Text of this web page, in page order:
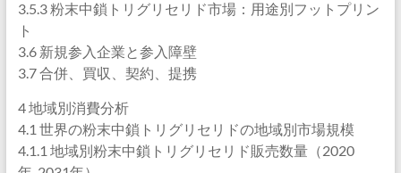
3.5.3 粉末中鎖トリグリセリド市場：用途別フットプリン
ト
3.6 新規参入企業と参入障壁
3.7 合併、買収、契約、提携
4 地域別消費分析
4.1 世界の粉末中鎖トリグリセリドの地域別市場規模
4.1.1 地域別粉末中鎖トリグリセリド販売数量（2020